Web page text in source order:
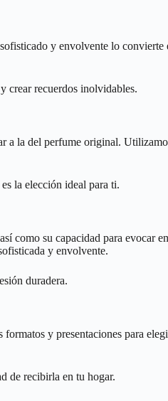
y envolvente lo
crear recuerdos inolvidables.
la del perfume original.
la elección ideal para ti.
como su capacidad para evocar
y envolvente.
duradera.
y presentaciones para
de recibirla en tu hogar.